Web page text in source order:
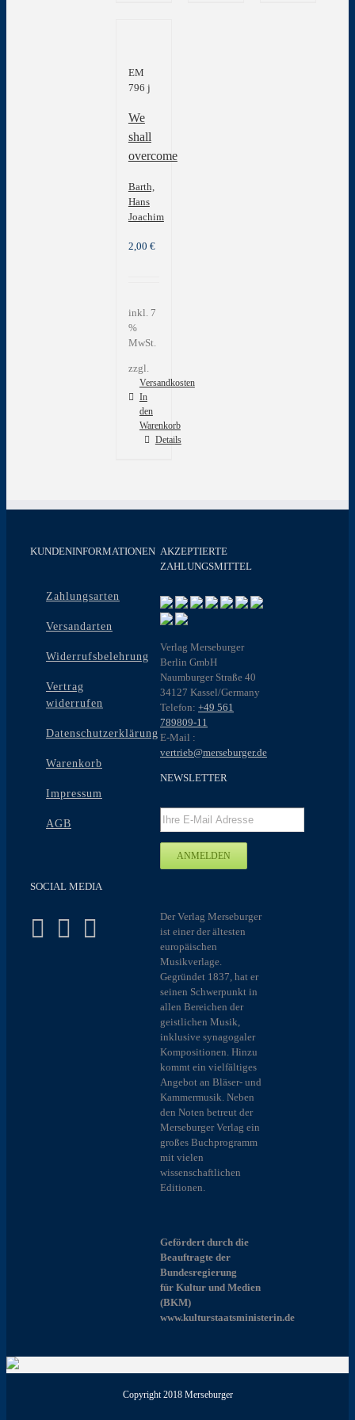
EM
796 j
We
shall
overcome
Barth,
Hans
Joachim
2,00 €
inkl. 7
%
MwSt.
zzgl.
Versandkosten
In
den
Warenkorb
Details
KUNDENINFORMATIONEN
Zahlungsarten
Versandarten
Widerrufsbelehrung
Vertrag
widerrufen
Datenschutzerklärung
Warenkorb
Impressum
AGB
SOCIAL MEDIA
AKZEPTIERTE
ZAHLUNGSMITTEL
Verlag Merseburger
Berlin GmbH
Naumburger Straße 40
34127 Kassel/Germany
Telefon: +49 561
789809-11
E-Mail :
vertrieb@merseburger.de
NEWSLETTER
Der Verlag Merseburger
ist einer der ältesten
europäischen
Musikverlage.
Gegründet 1837, hat er
seinen Schwerpunkt in
allen Bereichen der
geistlichen Musik,
inklusive synagogaler
Kompositionen. Hinzu
kommt ein vielfältiges
Angebot an Bläser- und
Kammermusik. Neben
den Noten betreut der
Merseburger Verlag ein
großes Buchprogramm
mit vielen
wissenschaftlichen
Editionen.
Gefördert durch die
Beauftragte der
Bundesregierung
für Kultur und Medien
(BKM)
www.kulturstaatsministerin.de
Copyright 2018 Merseburger